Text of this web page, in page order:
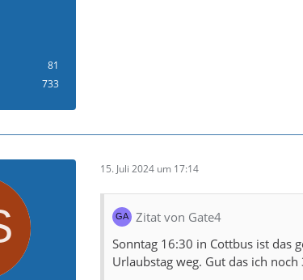
81
733
15. Juli 2024 um 17:14
Zitat von Gate4
Sonntag 16:30 in Cottbus ist das
Urlaubstag weg. Gut das ich noch